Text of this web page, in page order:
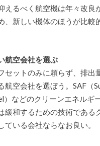
えるべく航空機は年々改良
、新しい機体のほうが比較
航空会社を選ぶ
セットのみに頼らず、排出
航空会社を選ぼう。SAF（
）などのクリーンエネルギ
緩和するための技術である
ている会社ならなお良い。